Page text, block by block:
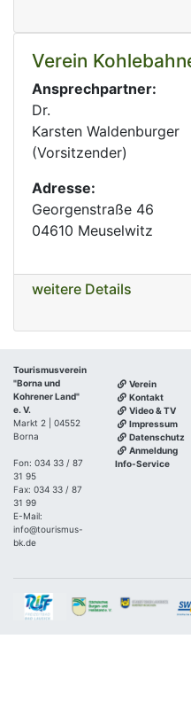
Verein
Ansprechpartner:
Dr.
Karsten Waldenburger
(Vorsitzender)
Adresse:
Georgenstraße 46
04610 Meuselwitz
weitere Details
Tourismusverein
"Borna und
Kohrener Land"
e. V.
Markt 2 | 04552
Borna
Fon: 034 33 / 87
31 95
Fax: 034 33 / 87
31 99
E-Mail:
info@tourismus-
bk.de
Verein
Kontakt
Video & TV
Impressum
Datenschutz
Anmeldung
Info-Service